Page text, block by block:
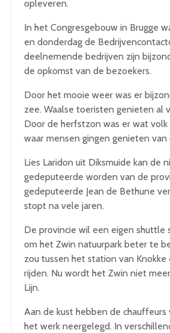
opleveren.
In het Congresgebouw in Brugge
en donderdag de
deelnemende bedrijven zijn
de opkomst van de bezoekers.
Door het mooie weer was er
zee. Waalse toeristen genieten al
Door de herfstzon was er wat
waar mensen gingen genieten van
Lies Laridon uit Diksmuide kan de
gedeputeerde worden van de
gedeputeerde Jean de Bethune
stopt na vele jaren.
De provincie wil een eigen shuttle
om het Zwin natuurpark beter te
zou tussen het station van
rijden. Nu wordt het Zwin niet
Lijn.
Aan de kust hebben de chauffeurs
het werk neergelegd. In